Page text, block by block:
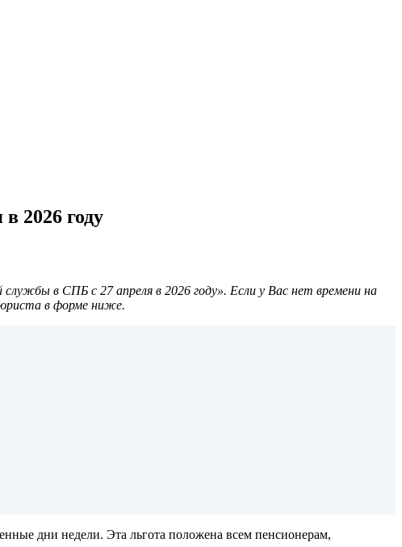
2026 году
в СПБ с 27 апреля в 2026 году». Если у Вас нет времени на
в форме ниже.
дни недели. Эта льгота положена всем пенсионерам,